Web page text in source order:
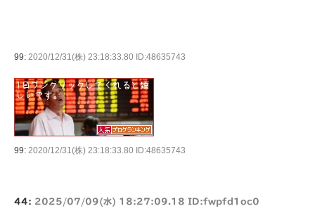
99: 2020/12/31(株) 23:18:33.80 ID:48635743
99: 2020/12/31(株) 23:18:33.80 ID:48635743
44: 2025/07/09(水) 18:27:09.18 ID:fwpfd1oc0